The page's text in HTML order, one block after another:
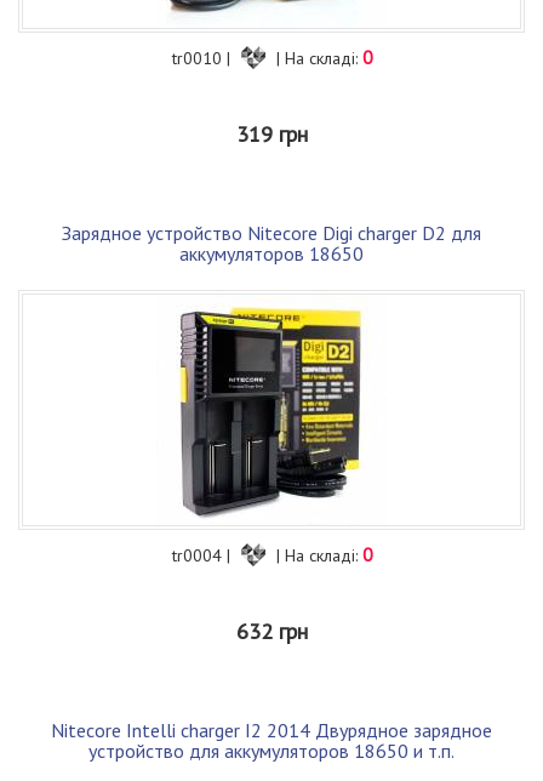
tr0010 | | На складі: 0
319 грн
Зарядное устройство Nitecore Digi charger D2 для
аккумуляторов 18650
tr0004 | | На складі: 0
632 грн
Nitecore Intelli charger I2 2014 Двурядное зарядное
устройство для аккумуляторов 18650 и т.п.